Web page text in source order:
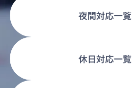
夜間対応一覧
休日対応一覧